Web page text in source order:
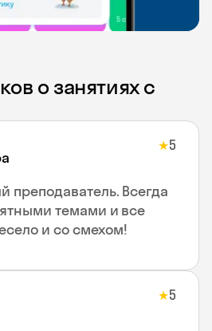
о занятиях с
★5
преподаватель. Всегда
темами и все
и со смехом!
★5